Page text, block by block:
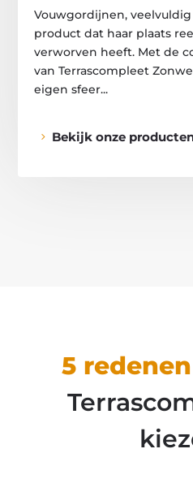
Vouwgordijnen,
product dat haar plaats
verworven heeft. Met de
van Terrascompleet
eigen sfeer...
Bekijk onze
5 redenen